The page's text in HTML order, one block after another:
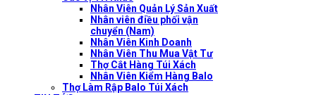
Nhân Viên Quản Lý Sản Xuất
Nhân viên điều phối vận
chuyển (Nam)
Nhân Viên Kinh Doanh
Nhân Viên Thu Mua Vật Tư
Thợ Cắt Hàng Túi Xách
Nhân Viên Kiểm Hàng Balo
Thợ Làm Rập Balo Túi Xách